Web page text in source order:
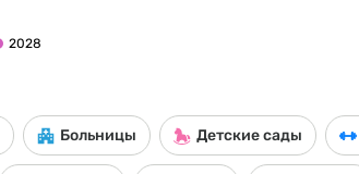
2028
Больницы Детские сады